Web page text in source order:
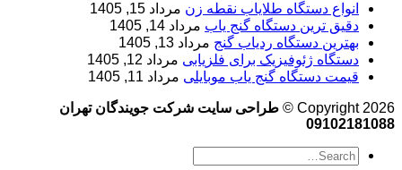
انواع دستگاه طلایاب نقطه زن مرداد 15, 1405
دقیق ترین دستگاه گنج یاب مرداد 14, 1405
بهترین دستگاه ردیاب گنج مرداد 13, 1405
دستگاه ژئوفیزیک برای فلزیابی مرداد 12, 1405
قیمت دستگاه گنج یاب موبایلی مرداد 11, 1405
Copyright 2026 ©
طراحی سایت شرکت جویندگان تهران
09102181088